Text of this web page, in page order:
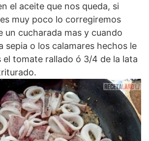
el aceite que nos queda, si
muy poco lo corregiremos
un cucharada mas y cuando
sepia o los calamares hechos le
el tomate rallado ó 3/4 de la lata